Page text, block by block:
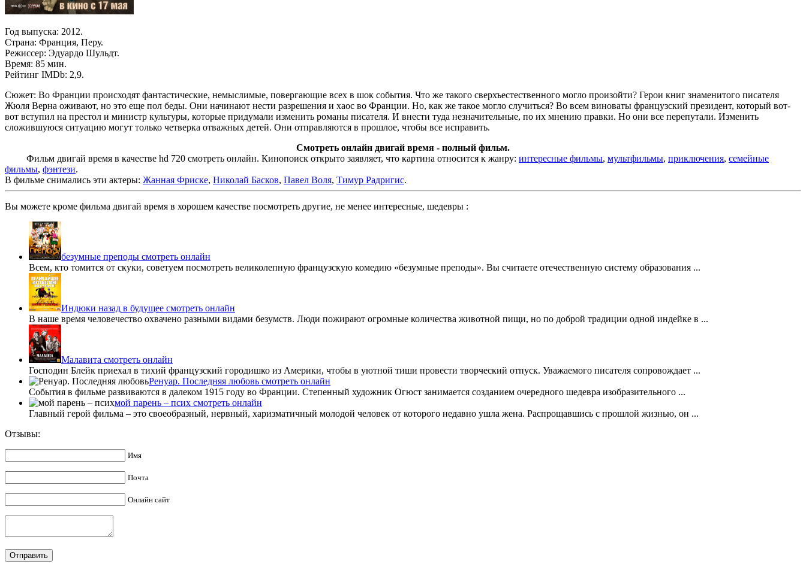
Год выпуска: 2012.
Страна: Франция, Перу.
Режиссер: Эдуардо Шульдт.
Время: 85 мин.
Рейтинг IMDb: 2,9.
Сюжет: Во Франции происходят фантастические, немыслимые, повергающие всех в шок события. Что же такого сверхъестественного могло произойти? Герои книг знаменитого писателя
Жюля Верна оживают, но это еще пол беды. Они начинают нести разрешения и хаос во Франции. Но, как же такое могло случиться? Во всем виноваты французский президент, который вот-
вот вступил на престол и министр культуры, которые придумали изменить романы писателя. И внести туда незначительные, по их мнению правки. Но они все перепутали. Изменить
сложившуюся ситуацию могут только четверка отважных детей. Они отправляются в прошлое, чтобы все исправить.
Смотреть онлайн двигай время - полный фильм.
Фильм двигай время в качестве hd 720 смотреть онлайн. Кинопоиск открыто заявляет, что картина относится к жанру: интересные фильмы, мультфильмы, приключения, семейные
фильмы, фэнтези.
В фильме снимались эти актеры: Жанная Фриске, Николай Басков, Павел Воля, Тимур Радригис.
Вы можете кроме фильма двигай время в хорошем качестве посмотреть другие, не менее интересные, шедевры :
безумные преподы смотреть онлайн
Всем, кто томится от скуки, советуем посмотреть великолепную французскую комедию «безумные преподы». Вы считаете отечественную систему образования ...
Индюки назад в будущее смотреть онлайн
В наше время человечество охвачено разными видами безумств. Люди пожирают огромные количества животной пищи, но по доброй традиции одной индейке в ...
Малавита смотреть онлайн
Господин Блейк приехал в тихий французский городишко из Америки, чтобы в уютной тиши провести творческий отпуск. Уважаемого писателя сопровождает ...
Ренуар. Последняя любовь смотреть онлайн
События в фильме развиваются в далеком 1915 году во Франции. Степенный художник Огюст занимается созданием очередного шедевра изобразительного ...
мой парень – псих смотреть онлайн
Главный герой фильма – это своеобразный, нервный, харизматичный молодой человек от которого недавно ушла жена. Распрощавшись с прошлой жизнью, он ...
Отзывы:
Имя
Почта
Онлайн сайт